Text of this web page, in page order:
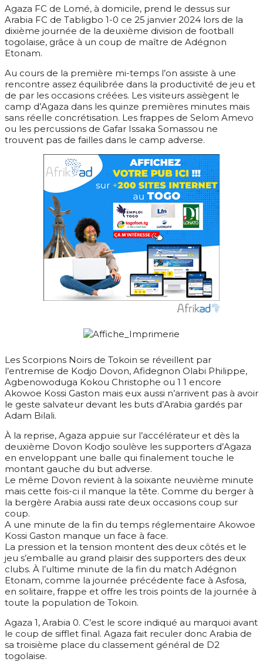
Agaza FC de Lomé, à domicile, prend le dessus sur
Arabia FC de Tabligbo 1-0 ce 25 janvier 2024 lors de la
dixième journée de la deuxième division de football
togolaise, grâce à un coup de maître de Adégnon
Etonam.
Au cours de la première mi-temps l’on assiste à une
rencontre assez équilibrée dans la productivité de jeu et
de par les occasions créées. Les visiteurs assiègent le
camp d’Agaza dans les quinze premières minutes mais
sans réelle concrétisation. Les frappes de Selom Amevo
ou les percussions de Gafar Issaka Somassou ne
trouvent pas de failles dans le camp adverse.
Les Scorpions Noirs de Tokoin se réveillent par
l’entremise de Kodjo Dovon, Afidegnon Olabi Philippe,
Agbenowoduga Kokou Christophe ou 1 1 encore
Akowoe Kossi Gaston mais eux aussi n’arrivent pas à avoir
le geste salvateur devant les buts d’Arabia gardés par
Adam Bilali.
À la reprise, Agaza appuie sur l’accélérateur et dès la
deuxième Dovon Kodjo soulève les supporters d’Agaza
en enveloppant une balle qui finalement touche le
montant gauche du but adverse.
Le même Dovon revient à la soixante neuvième minute
mais cette fois-ci il manque la tête. Comme du berger à
la bergère Arabia aussi rate deux occasions coup sur
coup.
A une minute de la fin du temps réglementaire Akowoe
Kossi Gaston manque un face à face.
La pression et la tension montent des deux côtés et le
jeu s’emballe au grand plaisir des supporters des deux
clubs. À l’ultime minute de la fin du match Adégnon
Etonam, comme la journée précédente face à Asfosa,
en solitaire, frappe et offre les trois points de la journée à
toute la population de Tokoin.
Agaza 1, Arabia 0. C’est le score indiqué au marquoi avant
le coup de sifflet final. Agaza fait reculer donc Arabia de
sa troisième place du classement général de D2
togolaise.